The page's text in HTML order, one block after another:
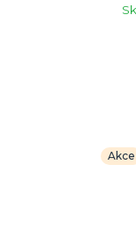
Akce